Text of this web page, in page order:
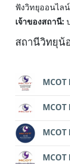
ฟังวิทยุออนไล
เจ้าของสถานี:
สถานีวิทยุน้